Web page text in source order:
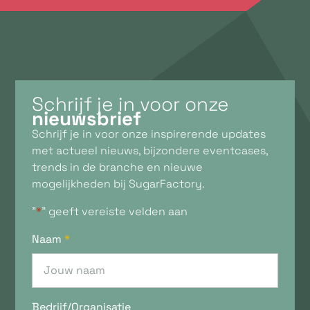
Schrijf je in voor onze
nieuwsbrief
Schrijf je in voor onze inspirerende updates
met actueel nieuws, bijzondere eventcases,
trends in de branche en nieuwe
mogelijkheden bij SugarFactory.
"*" geeft vereiste velden aan
Naam *
Bedrijf/Organisatie